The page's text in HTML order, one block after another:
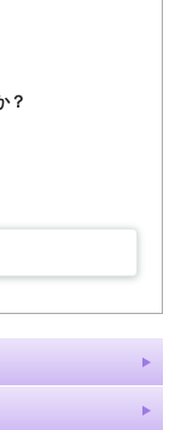
？